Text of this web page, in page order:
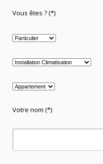
Vous êtes ? (*)
Votre nom (*)